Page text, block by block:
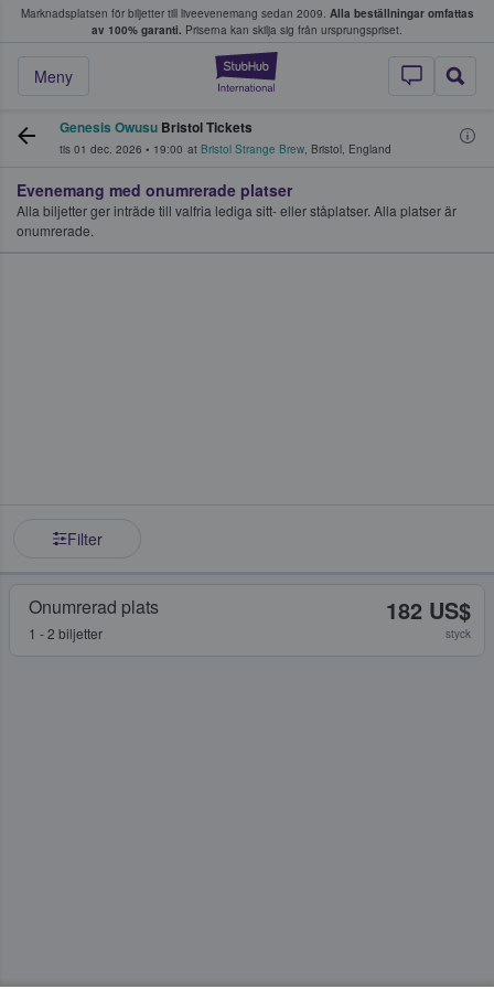
Marknadsplatsen för biljetter till liveevenemang sedan 2009. Alla beställningar omfattas
av 100% garanti. Priserna kan skilja sig från ursprungspriset.
StubHub – där
Meny
köper och säljer biljetter.
Genesis Owusu Bristol Tickets
tis 01 dec. 2026 • 19:00 at Bristol Strange Brew, Bristol, England
Evenemang med onumrerade platser
Alla biljetter ger inträde till valfria lediga sitt- eller ståplatser. Alla platser är
onumrerade.
Filter
Onumrerad plats
1 - 2 biljetter
182 US$
styck